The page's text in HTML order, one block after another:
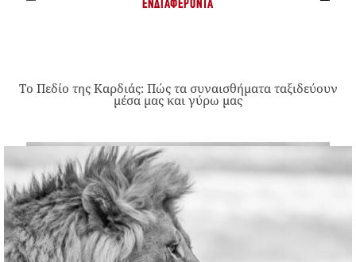
ΕΝΔΙΑΦΈΡΟΝΤΑ
Το Πεδίο της Καρδιάς: Πώς τα συναισθήματα ταξιδεύουν
μέσα μας και γύρω μας